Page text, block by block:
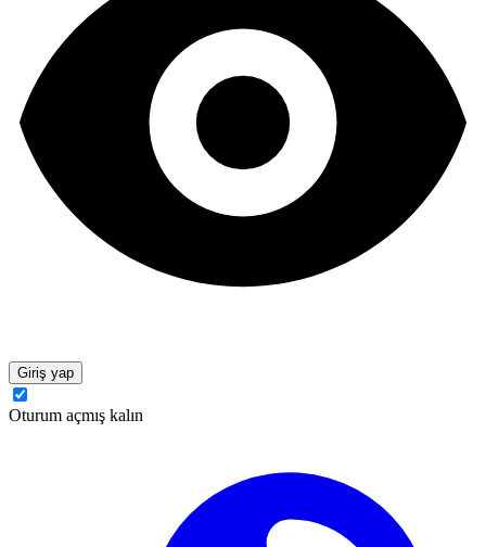
Giriş yap
Oturum açmış kalın